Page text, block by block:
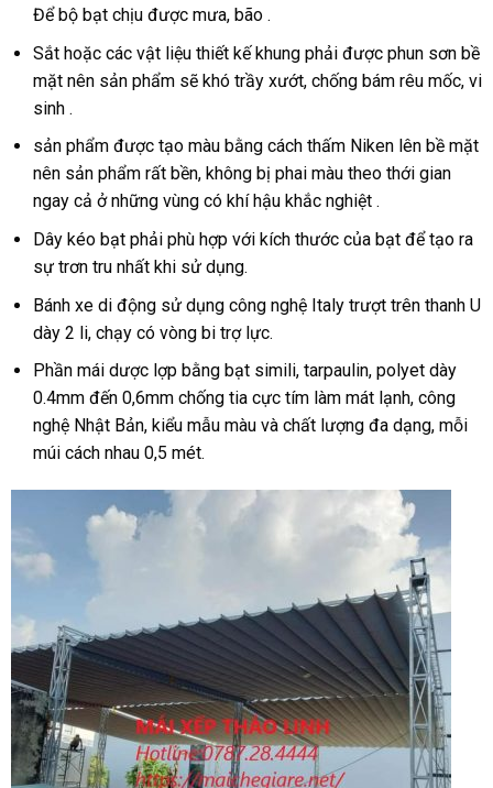
Để bộ bạt chịu được mưa, bão .
Sắt hoặc các vật liệu thiết kế khung phải được phun sơn bề
mặt nên sản phẩm sẽ khó trầy xướt, chống bám rêu mốc, vi
sinh .
sản phẩm được tạo màu bằng cách thấm Niken lên bề mặt
nên sản phẩm rất bền, không bị phai màu theo thới gian
ngay cả ở những vùng có khí hậu khắc nghiệt .
Dây kéo bạt phải phù hợp với kích thước của bạt để tạo ra
sự trơn tru nhất khi sử dụng.
Bánh xe di động sử dụng công nghệ Italy trượt trên thanh U
dày 2 li, chạy có vòng bi trợ lực.
Phần mái dược lợp bằng bạt simili, tarpaulin, polyet dày
0.4mm đến 0,6mm chống tia cực tím làm mát lạnh, công
nghệ Nhật Bản, kiểu mẫu màu và chất lượng đa dạng, mỗi
múi cách nhau 0,5 mét.